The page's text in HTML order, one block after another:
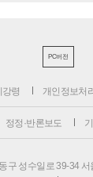
PC버전
강령 개인정보처
정정·반론보도
구 성수일로 39-34